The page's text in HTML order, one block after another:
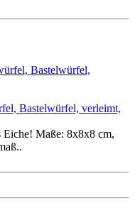
Bastelwürfel, verleimt,
Eiche! Maße: 8x8x8 cm,